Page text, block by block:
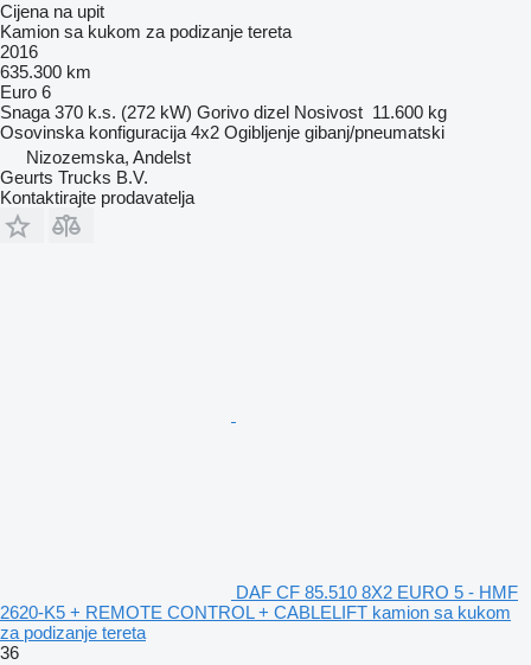
Cijena na upit
Kamion sa kukom za podizanje tereta
2016
635.300 km
Euro 6
Snaga 370 k.s. (272 kW) Gorivo dizel Nosivost 11.600 kg
Osovinska konfiguracija 4x2 Ogibljenje gibanj/pneumatski
Nizozemska, Andelst
Geurts Trucks B.V.
Kontaktirajte prodavatelja
DAF CF 85.510 8X2 EURO 5 - HMF
2620-K5 + REMOTE CONTROL + CABLELIFT kamion sa kukom
za podizanje tereta
36